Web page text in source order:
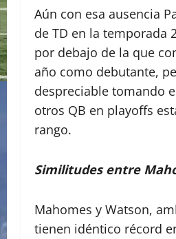
Aún con esa ausencia
de TD en la temporada
por debajo de la que
año como debutante,
despreciable tomando
otros QB en playoffs
rango.
Similitudes entre
Mahomes y Watson,
tienen idéntico récord